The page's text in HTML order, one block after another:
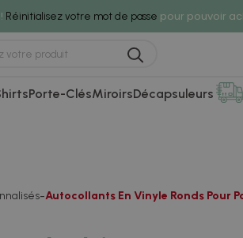
Réinitialisez votre mot de passe pour pouvoir
Porte-ClésMiroirsDécapsuleurs
Autocollants En Vinyle Ronds Pour